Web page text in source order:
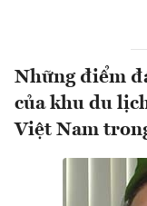
Những điểm
của khu du
Việt Nam